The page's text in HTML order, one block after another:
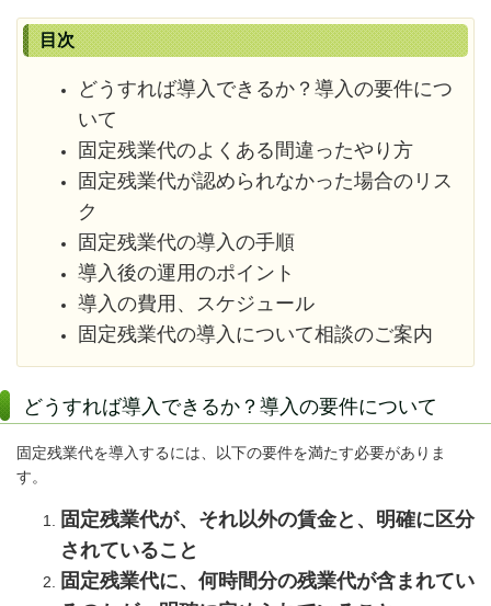
目次
どうすれば導入できるか？導入の要件につ
いて
固定残業代のよくある間違ったやり方
固定残業代が認められなかった場合のリス
ク
固定残業代の導入の手順
導入後の運用のポイント
導入の費用、スケジュール
固定残業代の導入について相談のご案内
どうすれば導入できるか？導入の要件について
固定残業代を導入するには、以下の要件を満たす必要がありま
す。
固定残業代が、それ以外の賃金と、明確に区分
されていること
固定残業代に、何時間分の残業代が含まれてい